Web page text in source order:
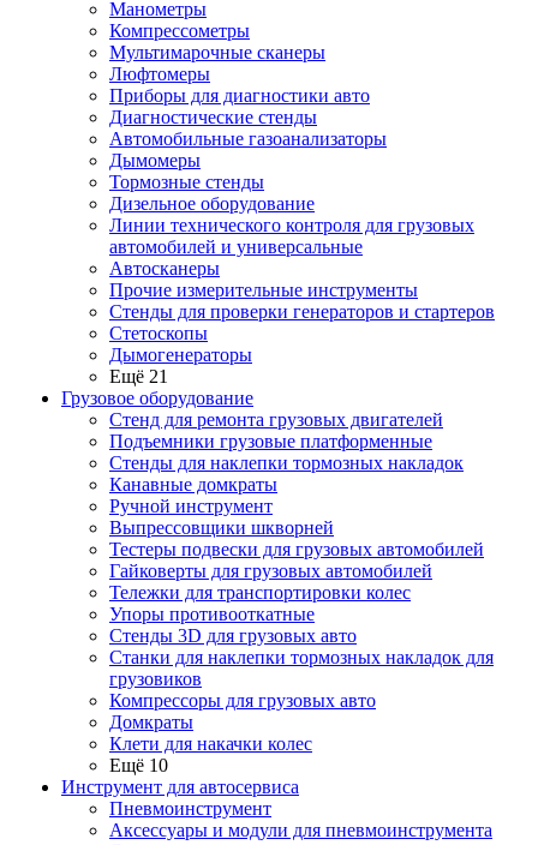
Манометры
Компрессометры
Мультимарочные сканеры
Люфтомеры
Приборы для диагностики авто
Диагностические стенды
Автомобильные газоанализаторы
Дымомеры
Тормозные стенды
Дизельное оборудование
Линии технического контроля для грузовых
автомобилей и универсальные
Автосканеры
Прочие измерительные инструменты
Стенды для проверки генераторов и стартеров
Стетоскопы
Дымогенераторы
Ещё 21
Грузовое оборудование
Стенд для ремонта грузовых двигателей
Подъемники грузовые платформенные
Стенды для наклепки тормозных накладок
Канавные домкраты
Ручной инструмент
Выпрессовщики шкворней
Тестеры подвески для грузовых автомобилей
Гайковерты для грузовых автомобилей
Тележки для транспортировки колес
Упоры противооткатные
Стенды 3D для грузовых авто
Станки для наклепки тормозных накладок для
грузовиков
Компрессоры для грузовых авто
Домкраты
Клети для накачки колес
Ещё 10
Инструмент для автосервиса
Пневмоинструмент
Аксессуары и модули для пневмоинструмента